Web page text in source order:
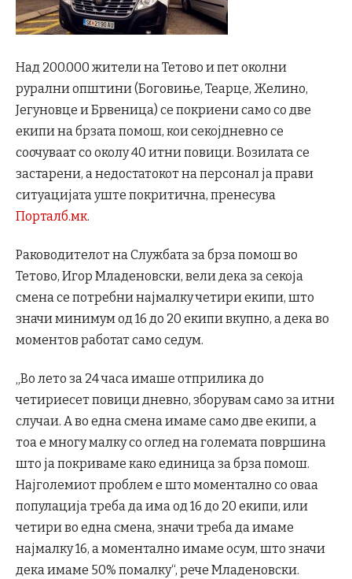
Над 200.000 жители на Тетово и пет околни
рурални општини (Боговиње, Теарце, Желино,
Јегуновце и Брвеница) се покриени само со две
екипи на брзата помош, кои секојдневно се
соочуваат со околу 40 итни повици. Возилата се
застарени, а недостатокот на персонал ја прави
ситуацијата уште покритична, пренесува
Порталб.мк.
Раководителот на Службата за брза помош во
Тетово, Игор Младеновски, вели дека за секоја
смена се потребни најмалку четири екипи, што
значи минимум од 16 до 20 екипи вкупно, а дека во
моментов работат само седум.
„Во лето за 24 часа имаше отприлика до
четириесет повици дневно, зборувам само за итни
случаи. А во една смена имаме само две екипи, а
тоа е многу малку со оглед на големата површина
што ја покриваме како единица за брза помош.
Најголемиот проблем е што моментално со оваа
популација треба да има од 16 до 20 екипи, или
четири во една смена, значи треба да имаме
најмалку 16, а моментално имаме осум, што значи
дека имаме 50% помалку“, рече Младеновски.